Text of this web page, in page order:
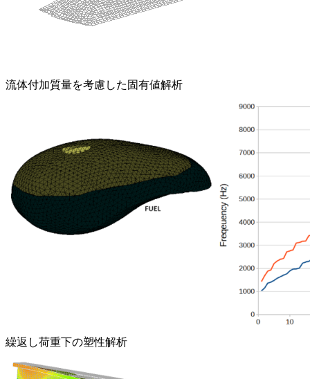
流体付加質量を考慮した固有値解析
繰返し荷重下の塑性解析